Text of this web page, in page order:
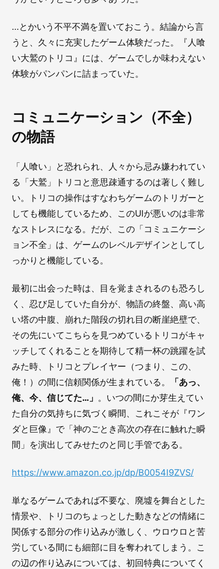
…とかいう不平不満を置いておこう。結論から言
うと、久々に充実したゲーム体験だった。『人喰
い大鷲のトリコ』には、ゲームでしか味わえない
体験がパンパンに詰まっていた。
コミュニケーション（不全）
の物語
「人喰い」と恐れられ、人々から忌み嫌われてい
る「大鷲」トリコと意思疎通するのは著しく難し
い。トリコの操作はすなわちゲームのトリガーと
しても機能しているため、このUIが悪いのは非常
なストレスになる。だが、この「コミュニケーシ
ョン不全」は、ゲームのレベルデザインとしてし
っかりと機能している。
最初に出会った時は、目を覚まされるのも恐ろし
く、忍び足していた自分が、物語の終盤、高い高
い塔の中腹、崩れた階段の切れ目の断崖絶壁で、
その先にいてこちらを見つめているトリコがキャ
ッチしてくれることを期待して精一杯の跳躍を試
みた時、トリコとプレイヤー（つまり、この、
俺！）の間に信頼関係が生まれている。
「あっ、
俺、今、信じてた…」 。いつの間にか芽生えてい
た自分の気持ちに気づく瞬間、これこそが『ワン
ダと巨像』で「神のごとき高次の存在に触れた瞬
間」を演出してみせたのと同じ手管である。
https://www.amazon.co.jp/dp/B0054I9ZVS/
単なるゲームであれば不要な、廃墟を舞台とした
情景や、トリコのちょっとした動きなどの情緒に
関係する部分の作り込みが激しく、ウロウロと苦
労している間にも細部に目を奪われてしまう。こ
の辺の作り込みについては、初回特典についてく